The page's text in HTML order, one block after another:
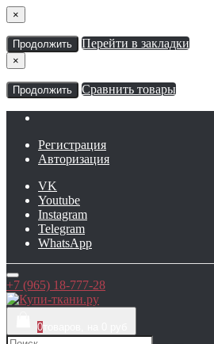
×
Продолжить Перейти в закладки
×
Продолжить Сравнить товары
Регистрация
Авторизация
VK
Youtube
Instagram
Telegram
WhatsApp
+7 (965) 18-777-28
0